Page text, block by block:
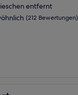
entfernt
(212 Bewertungen)